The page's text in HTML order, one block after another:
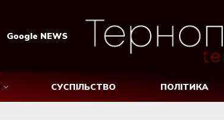
Google NEWS
СУСПІЛЬСТВО ПОЛІТИКА